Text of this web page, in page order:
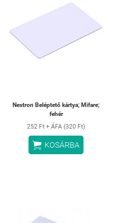
Nestron Beléptető kártya; Mifare;
fehér
252 Ft + ÁFA (320 Ft)
 KOSÁRBA